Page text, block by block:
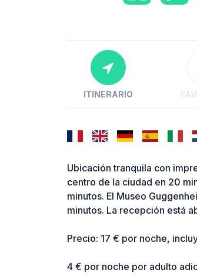
ITINERARIO
Ubicación tranquila con
centro de la ciudad en 20
minutos. El Museo
minutos. La recepción está
Precio: 17 € por noche,
4 € por noche por adulto